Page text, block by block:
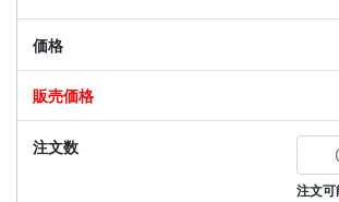
注文可